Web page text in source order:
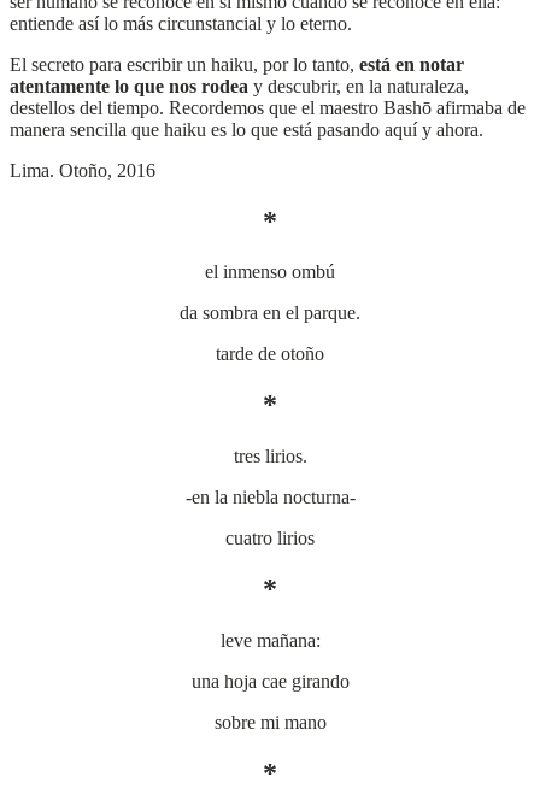
entiende así lo más circunstancial y lo eterno.
El secreto para escribir un haiku, por lo tanto, está en notar
atentamente lo que nos rodea y descubrir, en la naturaleza,
destellos del tiempo. Recordemos que el maestro Bashō afirmaba de
manera sencilla que haiku es lo que está pasando aquí y ahora.
Lima. Otoño, 2016
*
el inmenso ombú
da sombra en el parque.
tarde de otoño
*
tres lirios.
-en la niebla nocturna-
cuatro lirios
*
leve mañana:
una hoja cae girando
sobre mi mano
*